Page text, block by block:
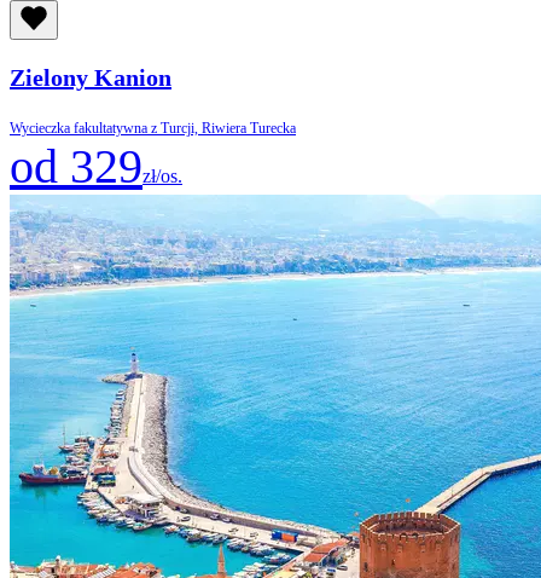
Zielony Kanion
Wycieczka fakultatywna z Turcji, Riwiera Turecka
od 329zł/os.